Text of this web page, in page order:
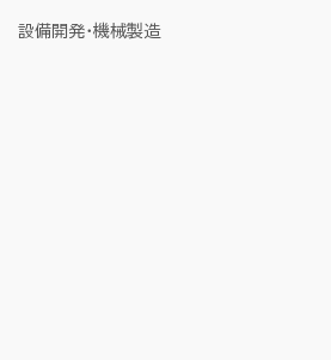
設備開発・機械製造